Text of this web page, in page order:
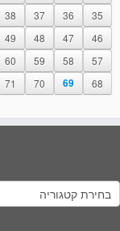
35
36
37
38
46
47
48
49
57
58
59
60
68
69
70
71
קטגוריות